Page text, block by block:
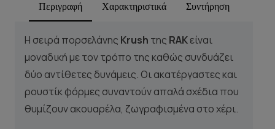
Περιγραφή Χαρακτηριστικά Συντήρηση
Η σειρά πορσελάνης Krush της RAKείναι
μοναδική με τον τρόπο της καθώς συνδυάζει
δύο αντίθετες δυνάμεις. Οι ακατέργαστες και
ρουστίκ φόρμες συναντούν απαλά σχέδια που
θυμίζουν ακουαρέλα, ζωγραφισμένα στο χέρι.